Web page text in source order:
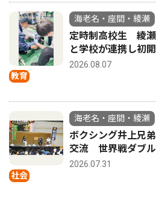
教育
海老名・座間・綾瀬
定時制高校生 綾
と学校が連携し初
2026.08.07
社会
海老名・座間・綾瀬
ボクシング井上兄
交流 世界戦ダブ
2026.07.31